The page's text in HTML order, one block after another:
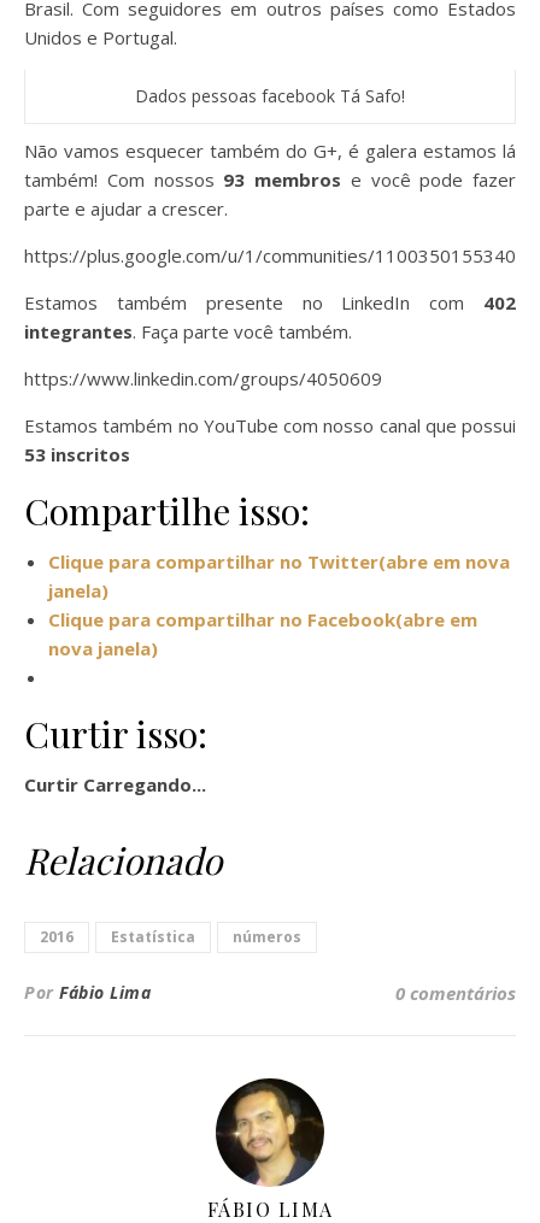
Brasil. Com seguidores em outros países como Estados
Unidos e Portugal.
Dados pessoas facebook Tá Safo!
Não vamos esquecer também do G+, é galera estamos lá
também! Com nossos 93 membros e você pode fazer
parte e ajudar a crescer.
https://plus.google.com/u/1/communities/
Estamos também presente no LinkedIn com 402
integrantes. Faça parte você também.
https://www.linkedin.com/groups/4050609
Estamos também no YouTube com nosso canal que possui
53 inscritos
Compartilhe isso:
Clique para compartilhar no Twitter(abre em nova
janela)
Clique para compartilhar no Facebook(abre em
nova janela)
Curtir isso:
Curtir Carregando...
Relacionado
2016 Estatística números
Por Fábio Lima 0 comentários
FÁBIO LIMA